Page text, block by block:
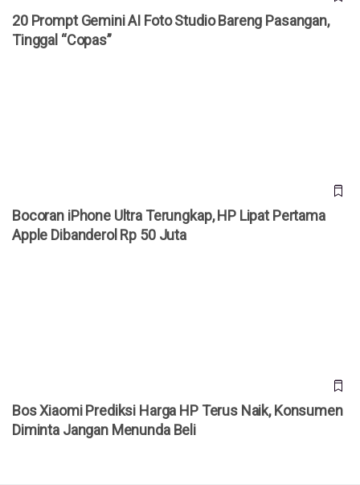
20 Prompt Gemini AI Foto Studio Bareng Pasangan,
Tinggal “Copas”
Bocoran iPhone Ultra Terungkap, HP Lipat Pertama
Apple Dibanderol Rp 50 Juta
Bos Xiaomi Prediksi Harga HP Terus Naik, Konsumen
Diminta Jangan Menunda Beli